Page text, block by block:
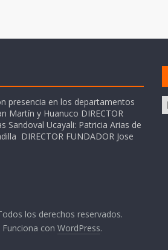
presencia en los departamentos
Martín y Huanuco DIRECTOR
Sandoval Ucayali: Patricia Arias de
DIRECTOR FUNDADOR Jose
los derechos reservados.
con WordPress.